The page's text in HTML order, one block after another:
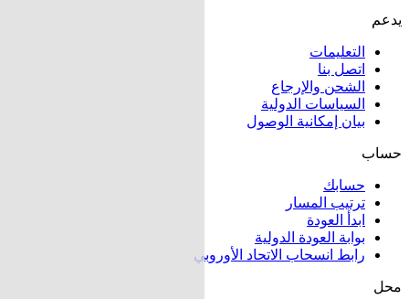
يدعم
التعليمات
اتصل بنا
الشحن والإرجاع
السياسات الدولية
بيان إمكانية الوصول
حساب
حسابك
ترتيب المسار
ابدأ العودة
بوابة العودة الدولية
رابط انسحاب الاتحاد الأوروبي
محل